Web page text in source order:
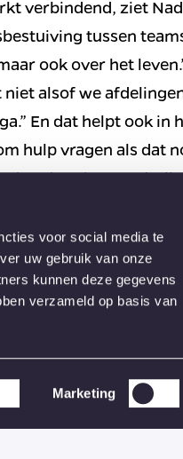
voor social media te
uw gebruik van onze
kunnen deze gegevens
verzameld op basis van
Marketing
verbindend, ziet
tussen
ook over het
niet alsof we
En dat helpt ook in
hulp vragen als dat
daardoor is er
mijn Lean Green
te regelen. “Ik
en het zorgzame is